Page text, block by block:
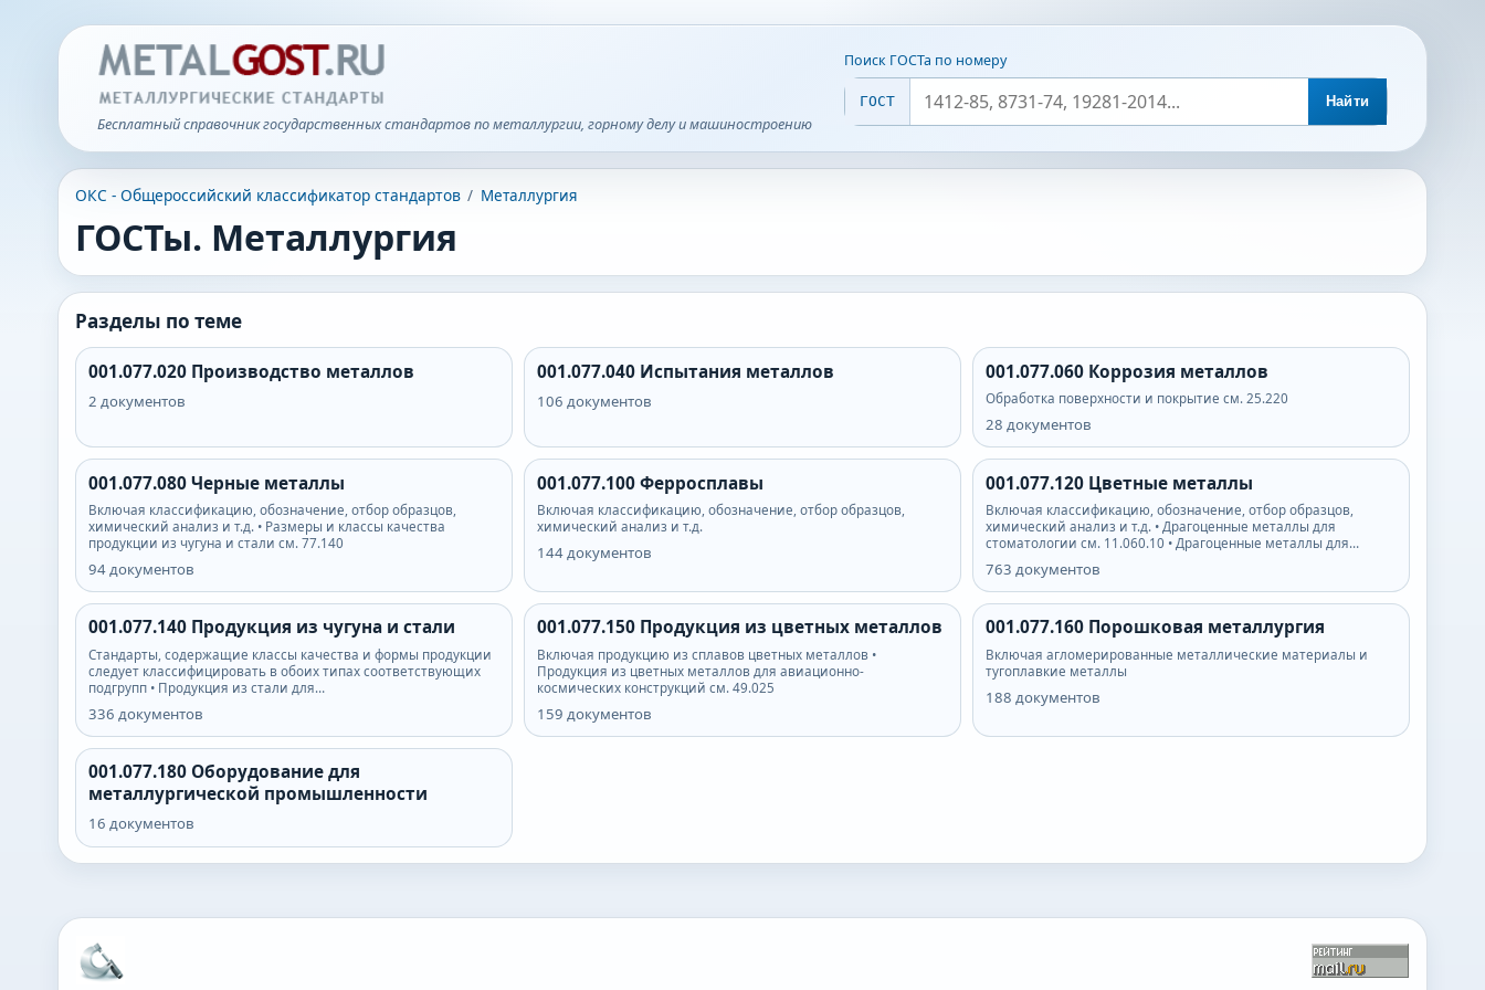
Бесплатный справочник государственных стандартов по металлургии, горному делу и машиностроению
Поиск ГОСТа по номеру
ГОСТ Найти
ОКС - Общероссийский классификатор стандартов / Металлургия
ГОСТы. Металлургия
Разделы по теме
001.077.020 Производство металлов
2 документов
001.077.040 Испытания металлов
106 документов
001.077.060 Коррозия металлов
Обработка поверхности и покрытие см. 25.220
28 документов
001.077.080Черные металлы
Включая классификацию, обозначение, отбор образцов,
химический анализ и т.д. • Размеры и классы качества
продукции из чугуна и стали см. 77.140
94документов
001.077.100Ферросплавы
Включая классификацию, обозначение, отбор образцов,
химический анализ и т.д.
144документов
001.077.120 Цветные металлы
Включая классификацию, обозначение, отбор образцов,
химический анализ и т.д. • Драгоценные металлы для
стоматологии см. 11.060.10 • Драгоценные металлы для…
763 документов
001.077.140 Продукция из чугуна и стали
Стандарты, содержащие классы качества и формы продукции
следует классифицировать в обоих типах соответствующих
подгрупп • Продукция из стали для…
336 документов
001.077.150 Продукция из цветных металлов
Включая продукцию из сплавов цветных металлов •
Продукция из цветных металлов для авиационно-
космических конструкций см. 49.025
159 документов
001.077.160 Порошковая металлургия
Включая агломерированные металлические материалы и
тугоплавкие металлы
188 документов
001.077.180 Оборудование для
металлургической промышленности
16 документов